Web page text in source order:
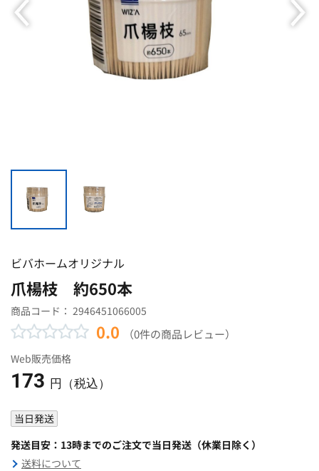
ビバホームオリジナル
爪楊枝 約650本
商品コード： 2946451066005
0.0 （0件の商品レビュー）
Web販売価格
173 円（税込）
当日発送
発送目安：13時までのご注文で当日発送（休業日除く）
送料について